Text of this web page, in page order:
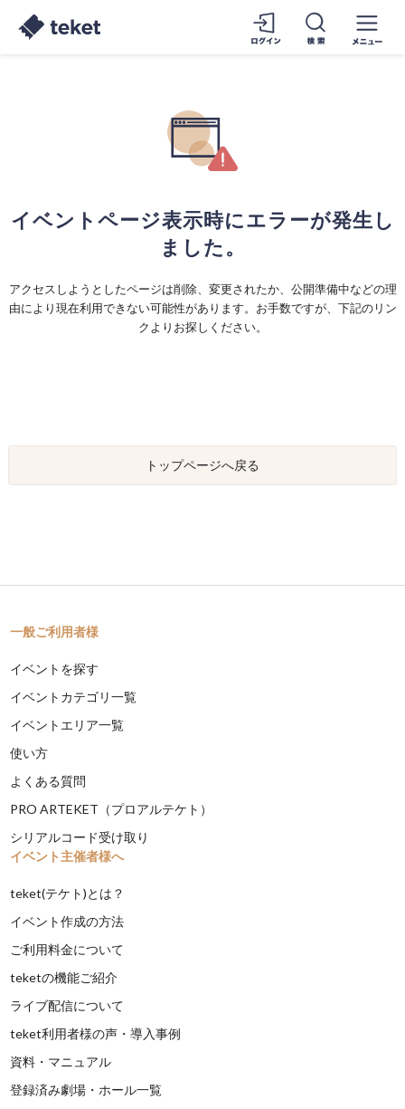
イベントページ表示時にエラーが発生し
ました。
アクセスしようとしたページは削除、変更されたか、公開準備中などの理
由により現在利用できない可能性があります。お手数ですが、下記のリン
クよりお探しください。
トップページへ戻る
一般ご利用者様
イベントを探す
イベントカテゴリ一覧
イベントエリア一覧
使い方
よくある質問
PRO ARTEKET（プロアルテケト）
シリアルコード受け取り
イベント主催者様へ
teket(テケト)とは？
イベント作成の方法
ご利用料金について
teketの機能ご紹介
ライブ配信について
teket利用者様の声・導入事例
資料・マニュアル
登録済み劇場・ホール一覧